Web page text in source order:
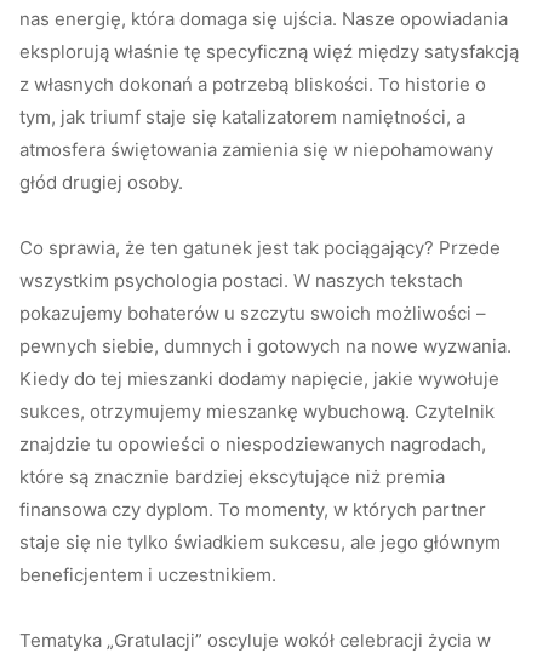
nas energię, która domaga się ujścia. Nasze opowiadania
eksplorują właśnie tę specyficzną więź między satysfakcją
z własnych dokonań a potrzebą bliskości. To historie o
tym, jak triumf staje się katalizatorem namiętności, a
atmosfera świętowania zamienia się w niepohamowany
głód drugiej osoby.
Co sprawia, że ten gatunek jest tak pociągający? Przede
wszystkim psychologia postaci. W naszych tekstach
pokazujemy bohaterów u szczytu swoich możliwości –
pewnych siebie, dumnych i gotowych na nowe wyzwania.
Kiedy do tej mieszanki dodamy napięcie, jakie wywołuje
sukces, otrzymujemy mieszankę wybuchową. Czytelnik
znajdzie tu opowieści o niespodziewanych nagrodach,
które są znacznie bardziej ekscytujące niż premia
finansowa czy dyplom. To momenty, w których partner
staje się nie tylko świadkiem sukcesu, ale jego głównym
beneficjentem i uczestnikiem.
Tematyka „Gratulacji” oscyluje wokół celebracji życia w